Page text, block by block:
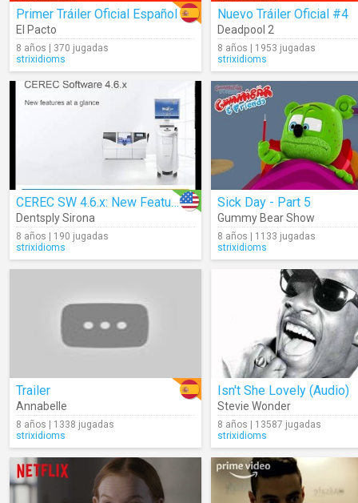
Primer Tráiler Oficial Español
El Pacto
8 años | 370 jugadas
strixidioms
Nuevo Tráiler Oficial #4
Deadpool 2
8 años | 1953 jugadas
strixidioms
CEREC SW 4.6.x: New Features At A Glance
Dentsply Sirona
8 años | 190 jugadas
strixidioms
Sick Day - Part 5
Gummy Bear Show
8 años | 1133 jugadas
strixidioms
Trailer
Annabelle
8 años | 1338 jugadas
strixidioms
Isn't She Lovely (Audio)
Stevie Wonder
8 años | 13587 jugadas
strixidioms